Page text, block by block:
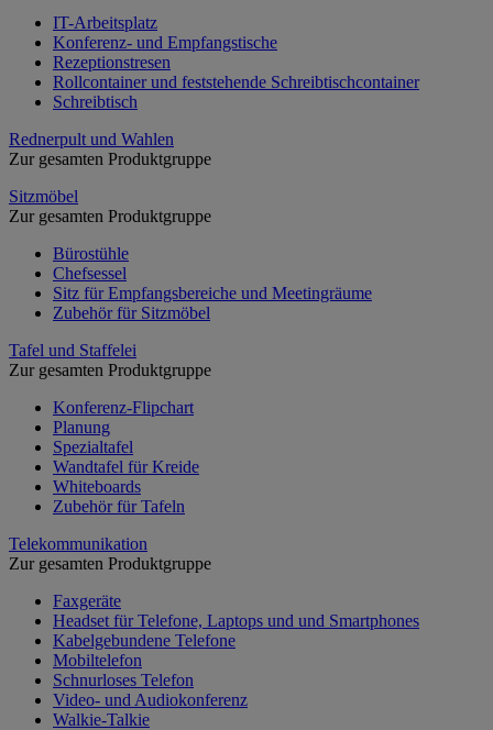
IT-Arbeitsplatz
Konferenz- und Empfangstische
Rezeptionstresen
Rollcontainer und feststehende Schreibtischcontainer
Schreibtisch
Rednerpult und Wahlen
Zur gesamten Produktgruppe
Sitzmöbel
Zur gesamten Produktgruppe
Bürostühle
Chefsessel
Sitz für Empfangsbereiche und Meetingräume
Zubehör für Sitzmöbel
Tafel und Staffelei
Zur gesamten Produktgruppe
Konferenz-Flipchart
Planung
Spezialtafel
Wandtafel für Kreide
Whiteboards
Zubehör für Tafeln
Telekommunikation
Zur gesamten Produktgruppe
Faxgeräte
Headset für Telefone, Laptops und und Smartphones
Kabelgebundene Telefone
Mobiltelefon
Schnurloses Telefon
Video- und Audiokonferenz
Walkie-Talkie